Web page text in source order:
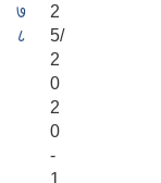
७
८
2
5/
2
0
2
0
-
1